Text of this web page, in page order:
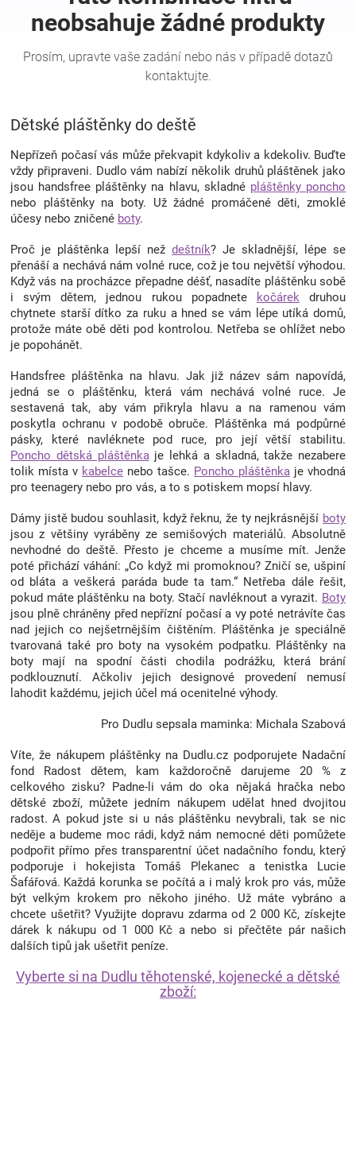
zábava
pro
děti
Těhotenské
oblečení
Novinky
Značky
Blog
Hračkářství
Přihlášení
Dětské pláštěnky do deště
Nepřízeň počasí vás může překvapit kdykoliv a kdekoliv. Buďte
vždy připraveni. Dudlo vám nabízí několik druhů pláštěnek jako
jsou handsfree pláštěnky na hlavu, skladné pláštěnky poncho
nebo pláštěnky na boty. Už žádné promáčené děti, zmoklé
účesy nebo zničené boty.
Proč je pláštěnka lepší než deštník? Je skladnější, lépe se
přenáší a nechává nám volné ruce, což je tou největší výhodou.
Když vás na procházce přepadne déšť, nasadíte pláštěnku sobě
i svým dětem, jednou rukou popadnete
kočárek druhou
chytnete starší dítko za ruku a hned se vám lépe utíká domů,
protože máte obě děti pod kontrolou. Netřeba se ohlížet nebo
je popohánět.
Handsfree pláštěnka na hlavu. Jak již název sám napovídá,
jedná se o pláštěnku, která vám nechává volné ruce. Je
sestavená tak, aby vám přikryla hlavu a na ramenou vám
poskytla ochranu v podobě obruče. Pláštěnka má podpůrné
pásky, které navléknete pod ruce, pro její větší stabilitu.
Poncho dětská pláštěnka je lehká a skladná, takže nezabere
tolik místa v kabelce nebo tašce. Poncho pláštěnka je vhodná
pro teenagery nebo pro vás, a to s potiskem mopsí hlavy.
Dámy jistě budou souhlasit, když řeknu, že ty nejkrásnější boty
jsou z většiny vyráběny ze semišových materiálů. Absolutně
nevhodné do deště. Přesto je chceme a musíme mít. Jenže
poté přichází váhání: „Co když mi promoknou? Zničí se, ušpiní
od bláta a veškerá paráda bude ta tam.“ Netřeba dále řešit,
pokud máte pláštěnku na boty. Stačí navléknout a vyrazit. Boty
jsou plně chráněny před nepřízní počasí a vy poté netrávíte čas
nad jejich co nejšetrnějším čištěním. Pláštěnka je speciálně
tvarovaná také pro boty na vysokém podpatku. Pláštěnky na
boty mají na spodní části chodila podrážku, která brání
podklouznutí. Ačkoliv jejich designové provedení nemusí
lahodit každému, jejich účel má ocenitelné výhody.
Pro Dudlu sepsala maminka: Michala Szabová
Víte, že nákupem pláštěnky na Dudlu.cz podporujete Nadační
fond Radost dětem, kam každoročně darujeme 20 % z
celkového zisku? Padne-li vám do oka nějaká hračka nebo
dětské zboží, můžete jedním nákupem udělat hned dvojitou
radost. A pokud jste si u nás pláštěnku nevybrali, tak se nic
neděje a budeme moc rádi, když nám nemocné děti pomůžete
podpořit přímo přes transparentní účet nadačního fondu, který
podporuje i hokejista Tomáš Plekanec a tenistka Lucie
Šafářová. Každá korunka se počítá a i malý krok pro vás, může
být velkým krokem pro někoho jiného. Už máte vybráno a
chcete ušetřit? Využijte dopravu zdarma od 2 000 Kč, získejte
dárek k nákupu od 1 000 Kč a nebo si přečtěte pár našich
dalších tipů jak ušetřit peníze.
Vyberte si na Dudlu těhotenské, kojenecké a dětské
zboží: